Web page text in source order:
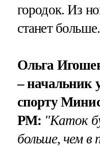
городок. Из
станет больше.
Ольга
– начальник
спорту
РМ: "Каток
больше, чем